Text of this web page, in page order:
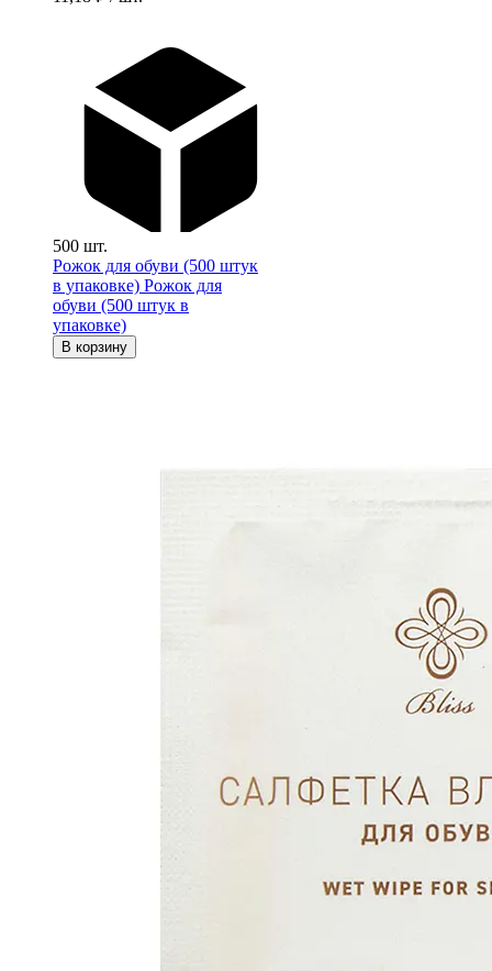
500 шт.
Рожок для обуви (500 штук
в упаковке) Рожок для
обуви (500 штук в
упаковке)
В корзину